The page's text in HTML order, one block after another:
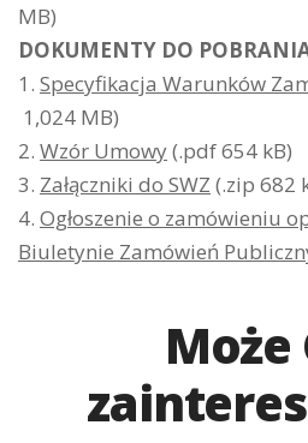
MB)
DOKUMENTY DO
1. Specyfikacja Warunków
1,024 MB)
2. Wzór Umowy(.pdf 654 kB)
3. Załączniki do SWZ (.zip 682
4. Ogłoszenie o zamówieniu
Biuletynie Zamówień
Może